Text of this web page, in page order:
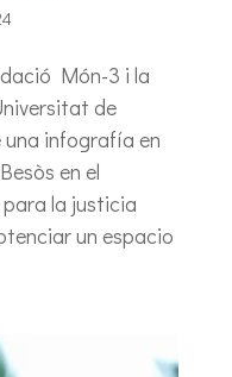
Món-3 i la
de
una infografía en
en el
la justicia
un espacio